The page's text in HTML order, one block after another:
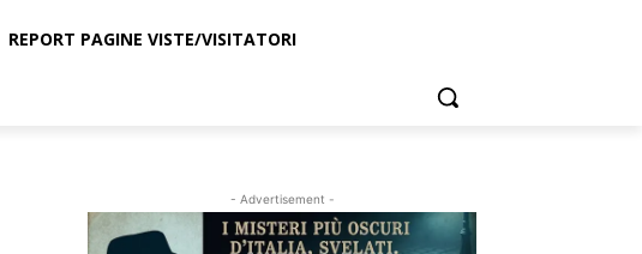
REPORT PAGINE VISTE/VISITATORI
- Advertisement -